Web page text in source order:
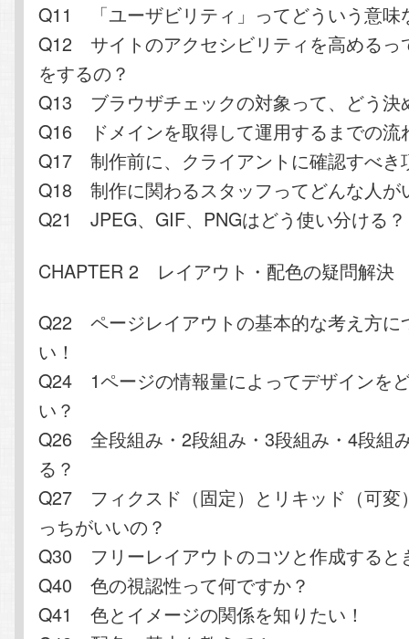
Q11 「ユーザビリティ」ってどういう意味
Q12 サイトのアクセシビリティを高めるっ
をするの？
Q13 ブラウザチェックの対象って、どう決
Q16 ドメインを取得して運用するまでの流
Q17 制作前に、クライアントに確認すべき
Q18 制作に関わるスタッフってどんな人が
Q21 JPEG、GIF、PNGはどう使い分ける？
CHAPTER 2 レイアウト・配色の疑問解決
Q22 ページレイアウトの基本的な考え方に
い！
Q24 1ページの情報量によってデザインを
い？
Q26 全段組み・2段組み・3段組み・4段組
る？
Q27 フィクスド（固定）とリキッド（可変
っちがいいの？
Q30 フリーレイアウトのコツと作成すると
Q40 色の視認性って何ですか？
Q41 色とイメージの関係を知りたい！